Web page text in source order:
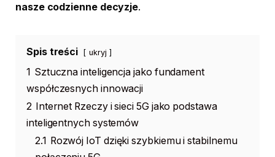
nasze codzienne decyzje.
Spis treści ukryj
1 Sztuczna inteligencja jako fundament
współczesnych innowacji
2 Internet Rzeczy i sieci 5G jako podstawa
inteligentnych systemów
2.1 Rozwój IoT dzięki szybkiemu i stabilnemu